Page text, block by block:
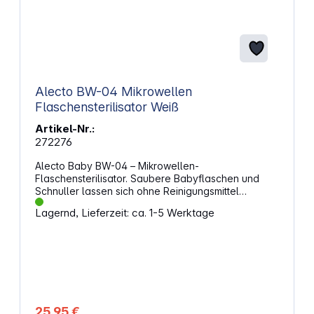
Alecto BW-04 Mikrowellen
Flaschensterilisator Weiß
Artikel-Nr.:
272276
Alecto Baby BW-04 – Mikrowellen-
Flaschensterilisator. Saubere Babyflaschen und
Schnuller lassen sich ohne Reinigungsmittel
hygienisch aufbereiten. Die Dampfsterilisation
entfernt 99,9 % aller Bakterien und benötigt
Teile werden umgedreht eingelegt, anschließend
Lagernd, Lieferzeit: ca. 1-5 Werktage